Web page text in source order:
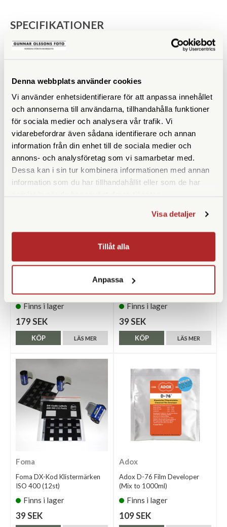
Denna webbplats använder cookies
Vi använder enhetsidentifierare för att anpassa innehållet
och annonserna till användarna, tillhandahålla funktioner
för sociala medier och analysera vår trafik. Vi
vidarebefordrar även sådana identifierare och annan
information från din enhet till de sociala medier och
annons- och analysföretag som vi samarbetar med.
Dessa kan i sin tur kombinera informationen med annan
information som du har tillhandahållit eller som de har
Visa detaljer
Tillåt alla
Anpassa
SPECIFIKATIONER
ISO
ANDRA KÖPTE ÄVEN
Adox
Adox ADOFIX Plus Fixer 1L
Concentrate
Finns i lager
179 SEK
LÄS MER
KÖP
Foma
Foma DX-Kod Klistermärken
ISO 200 (12st)
Finns i lager
39 SEK
LÄS MER
KÖP
Foma
Foma DX-Kod Klistermärken
ISO 400 (12st)
Finns i lager
39 SEK
Adox
Adox D-76 Film Developer
(Mix to 1000ml)
Finns i lager
109 SEK